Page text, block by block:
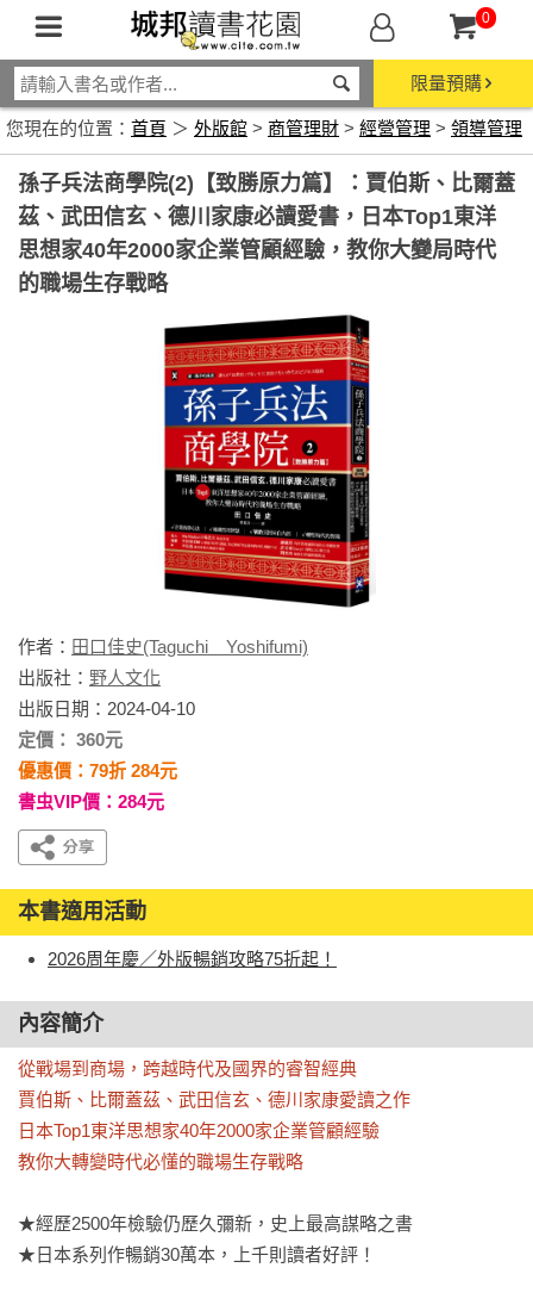
0
限量預購
您現在的位置： 首頁 ＞ 外版館 > 商管理財 > 經營管理 > 領導管理
孫子兵法商學院(2)【致勝原力篇】：賈伯斯、比爾蓋
茲、武田信玄、德川家康必讀愛書，日本Top1東洋
思想家40年2000家企業管顧經驗，教你大變局時代
的職場生存戰略
作者： 田口佳史(Taguchi Yoshifumi)
出版社： 野人文化
出版日期：2024-04-10
定價： 360元
優惠價：79折 284元
書虫VIP價：284元
本書適用活動
2026周年慶／外版暢銷攻略75折起！
內容簡介
從戰場到商場，跨越時代及國界的睿智經典
賈伯斯、比爾蓋茲、武田信玄、德川家康愛讀之作
日本Top1東洋思想家40年2000家企業管顧經驗
教你大轉變時代必懂的職場生存戰略
★經歷2500年檢驗仍歷久彌新，史上最高謀略之書
★日本系列作暢銷30萬本，上千則讀者好評！